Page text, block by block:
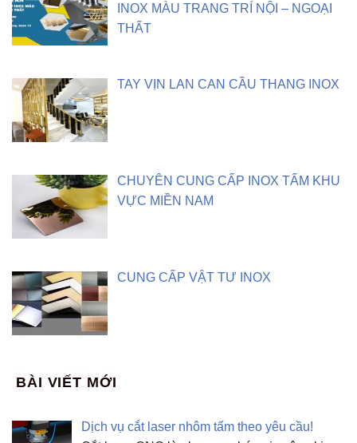
INOX MÀU TRANG TRÍ NỘI – NGOẠI
THẤT
TAY VỊN LAN CAN CẦU THANG INOX
CHUYÊN CUNG CẤP INOX TẤM KHU
VỰC MIỀN NAM
CUNG CẤP VẬT TƯ INOX
BÀI VIẾT MỚI
Dịch vụ cắt laser nhôm tấm theo yêu cầu!